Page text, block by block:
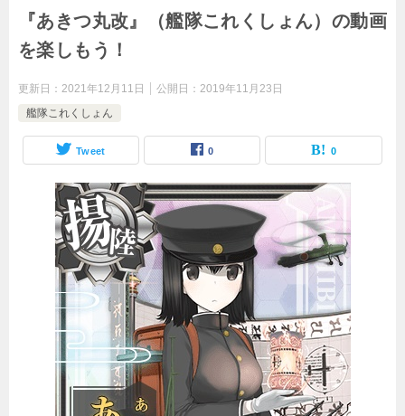
『あきつ丸改』（艦隊これくしょん）の動画
を楽しもう！
更新日： 2021年12月11日 公開日： 2019年11月23日
艦隊これくしょん
Tweet 0 0